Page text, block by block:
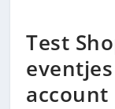
Test
account